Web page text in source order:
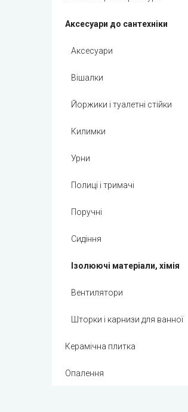
Аксесуари до сантехніки
Аксесуари
Вішалки
Йоржики і туалетні стійки
Килимки
Урни
Полиці і тримачі
Поручні
Сидіння
Ізолюючі матеріали, хімія
Вентилятори
Шторки і карнизи для ванної
Керамічна плитка
Опалення